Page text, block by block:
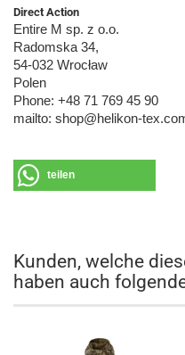
Direct Action
Entire M sp. z o.o.
Radomska 34,
54-032 Wrocław
Polen
Phone: +48 71 769 45 90
mailto: shop@helikon-
teilen
Kunden, welche
haben auch